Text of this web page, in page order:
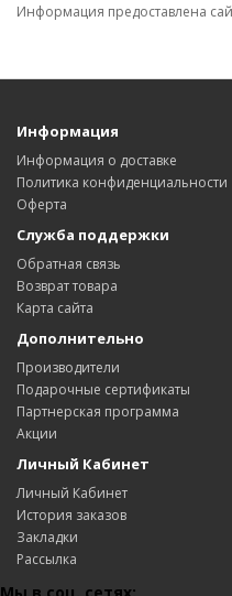
Информация предоставлена
Информация
Информация о доставке
Политика конфиденциальности
Оферта
Служба поддержки
Обратная связь
Возврат товара
Карта сайта
Дополнительно
Производители
Подарочные сертификаты
Партнерская программа
Акции
Личный Кабинет
Личный Кабинет
История заказов
Закладки
Рассылка